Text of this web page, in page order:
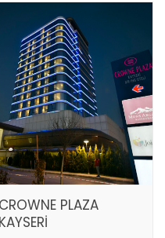
CROWNE PLAZA
KAYSERİ